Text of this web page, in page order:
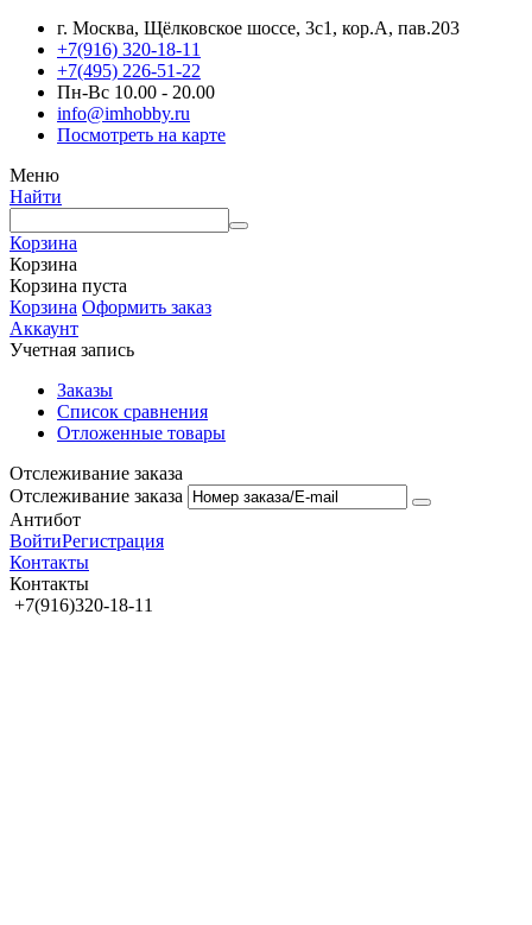
г. Москва, Щёлковское шоссе, 3с1, кор.А, пав.203
+7(916) 320-18-11
+7(495) 226-51-22
Пн-Вс 10.00 - 20.00
info@imhobby.ru
Посмотреть на карте
Меню
Найти
Корзина
Корзина
Корзина пуста
Корзина Оформить заказ
Аккаунт
Учетная запись
Заказы
Список сравнения
Отложенные товары
Отслеживание заказа
Отслеживание заказа
Антибот
ВойтиРегистрация
Контакты
Контакты
+7(916)320-18-11